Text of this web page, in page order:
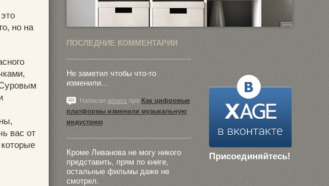
но на
Суровым
вас от
ПОСЛЕДНИЕ КОММЕНТАРИИ
Присоединяйтесь!
Не заметил чтобы что-то
изменили...
Написал astass про Как цифровые
платформы изменили музыкальную
индустрию
Кроме Ливанова не могу никого
представить, прям по книге,
остальные фильмы даже не
смотрел.